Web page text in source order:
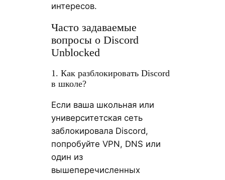
интересов.
Часто задаваемые
вопросы о Discord
Unblocked
1. Как разблокировать Discord
в школе?
Если ваша школьная или
университетская сеть
заблокировала Discord,
попробуйте VPN, DNS или
один из
вышеперечисленных